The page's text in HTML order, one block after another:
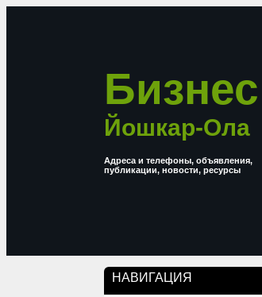
Бизнес
Йошкар-Ола
Адреса и телефоны, объявления,
публикации, новости, ресурсы
НАВИГАЦИЯ